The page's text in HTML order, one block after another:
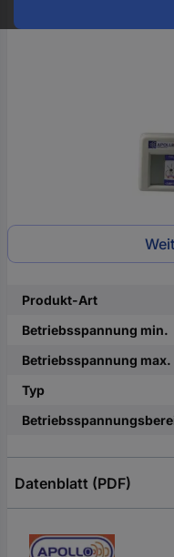
Produkt-Art
Betriebsspannung min.
Betriebsspannung max.
Typ
Datenblatt (PDF)